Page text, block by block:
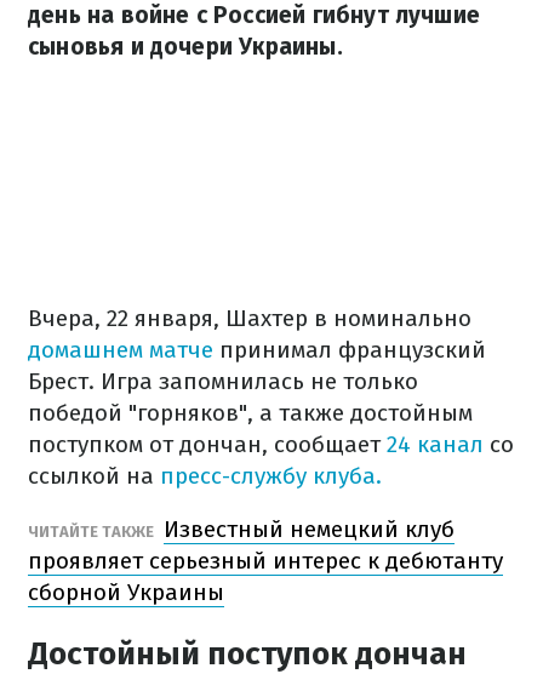
день на войне с Россией гибнут лучшие
сыновья и дочери Украины.
Вчера, 22 января, Шахтер в номинально
домашнем матче принимал французский
Брест. Игра запомнилась не только
победой "горняков", а также достойным
поступком от дончан, сообщает24 канал со
ссылкой на пресс-службу клуба.
ЧИТАЙТЕ ТАКЖЕ
Известный немецкий клуб
проявляет серьезный интерес к дебютанту
сборной Украины
Достойный поступок дончан